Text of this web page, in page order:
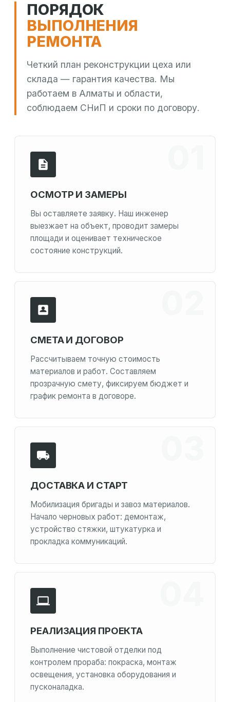
ПОРЯДОК
ВЫПОЛНЕНИЯ
РЕМОНТА
Четкий план реконструкции цеха или
склада — гарантия качества. Мы
работаем в Алматы и области,
соблюдаем СНиП и сроки по договору.
ОСМОТР И ЗАМЕРЫ
Вы оставляете заявку. Наш инженер
выезжает на объект, проводит замеры
площади и оценивает техническое
состояние конструкций.
СМЕТА И ДОГОВОР
Рассчитываем точную стоимость
материалов и работ. Составляем
прозрачную смету, фиксируем бюджет и
график ремонта в договоре.
ДОСТАВКА И СТАРТ
Мобилизация бригады и завоз материалов.
Начало черновых работ: демонтаж,
устройство стяжки, штукатурка и
прокладка коммуникаций.
РЕАЛИЗАЦИЯ ПРОЕКТА
Выполнение чистовой отделки под
контролем прораба: покраска, монтаж
освещения, установка оборудования и
пусконаладка.